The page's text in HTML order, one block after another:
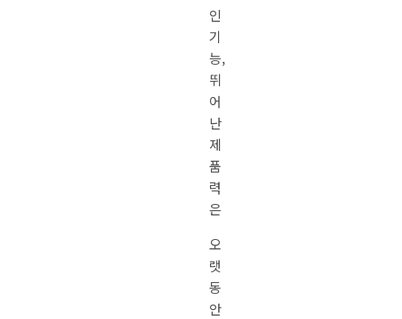
인
기
능,
뛰
어
난
제
품
력
은
오
랫
동
안